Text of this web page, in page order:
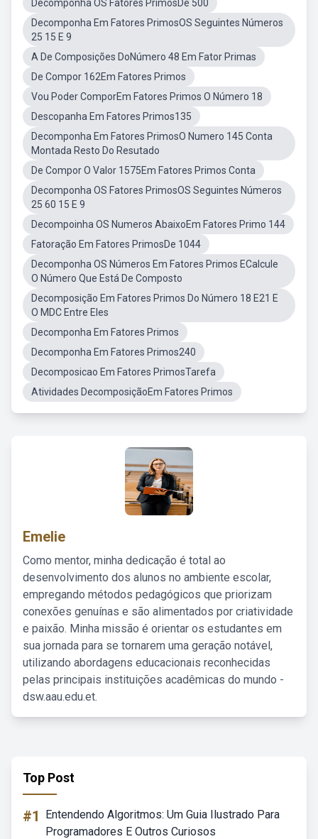
Decomponha OS Fatores PrimosDe 500
Decomponha Em Fatores PrimosOS Seguintes Números
25 15 E 9
A De Composições DoNúmero 48 Em Fator Primas
De Compor 162Em Fatores Primos
Vou Poder ComporEm Fatores Primos O Número 18
Descopanha Em Fatores Primos135
Decomponha Em Fatores PrimosO Numero 145 Conta
Montada Resto Do Resutado
De Compor O Valor 1575Em Fatores Primos Conta
Decomponha OS Fatores PrimosOS Seguintes Números
25 60 15 E 9
Decompoinha OS Numeros AbaixoEm Fatores Primo 144
Fatoração Em Fatores PrimosDe 1044
Decomponha OS Números Em Fatores Primos ECalcule
O Número Que Está De Composto
Decomposição Em Fatores Primos Do Número 18 E21 E
O MDC Entre Eles
Decomponha Em Fatores Primos
Decomponha Em Fatores Primos240
Decomposicao Em Fatores PrimosTarefa
Atividades DecomposiçãoEm Fatores Primos
Emelie
Como mentor, minha dedicação é total ao
desenvolvimento dos alunos no ambiente escolar,
empregando métodos pedagógicos que priorizam
conexões genuínas e são alimentados por criatividade
e paixão. Minha missão é orientar os estudantes em
sua jornada para se tornarem uma geração notável,
utilizando abordagens educacionais reconhecidas
pelas principais instituições acadêmicas do mundo -
dsw.aau.edu.et.
Top Post
#1
Entendendo Algoritmos: Um Guia Ilustrado Para
Programadores E Outros Curiosos